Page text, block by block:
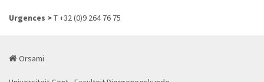
Urgences >T +32 (0)9 264 76 75
Orsami